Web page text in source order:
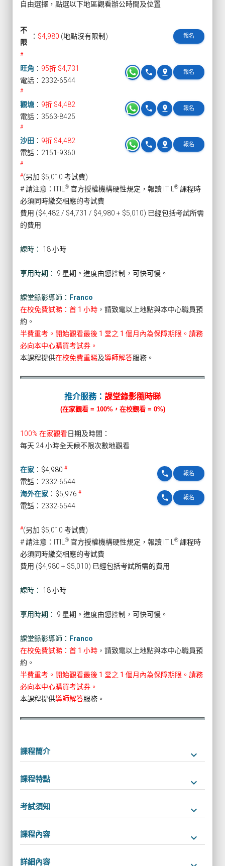
自由選擇，點選以下地區觀看辦公時間及位置
不
限
： $4,980 (地點沒有限制) 報名
#
旺角 ： 95折 $4,731 報名
pin_drop
phone
電話：2332-6544
#
觀塘 ： 9折 $4,482 報名
pin_drop
phone
電話：3563-8425
#
沙田 ： 9折 $4,482 報名
pin_drop
phone
電話：2151-9360
#
#(另加 $5,010 考試費)
# 請注意：ITIL
® 官方授權機構硬性規定，報讀 ITIL ® 課程時
必須同時繳交相應的考試費
費用 ($4,482 / $4,731 / $4,980 + $5,010) 已經包括考試所需
的費用
課時： 18 小時
享用時期： 9 星期。進度由您控制，可快可慢。
課堂錄影導師： Franco
在校免費試睇：首 1 小時 ，請致電以上地點與本中心職員預
約。
半費重考。開始觀看最後 1 堂之 1 個月內為保障期限。請務
必向本中心購買考試券。
本課程提供在校免費重睇及導師解答服務。
推介服務： 課堂錄影隨時睇
(在家觀看 = 100%，在校觀看 = 0%)
100% 在家觀看日期及時間：
每天 24 小時全天候不限次數地觀看
在家 ： $4,980 #
報名
phone
電話：2332-6544
海外在家 ： $5,976 #
報名
phone
電話：2332-6544
#(另加 $5,010 考試費)
# 請注意：ITIL
® 官方授權機構硬性規定，報讀 ITIL ® 課程時
必須同時繳交相應的考試費
費用 ($4,980 + $5,010) 已經包括考試所需的費用
課時： 18 小時
享用時期： 9 星期。進度由您控制，可快可慢。
課堂錄影導師： Franco
在校免費試睇：首 1 小時 ，請致電以上地點與本中心職員預
約。
半費重考。開始觀看最後 1 堂之 1 個月內為保障期限。請務
必向本中心購買考試券。
本課程提供導師解答服務。
課程簡介 keyboard_arrow_down
課程特點 keyboard_arrow_down
考試須知 keyboard_arrow_down
課程內容 keyboard_arrow_down
詳細內容